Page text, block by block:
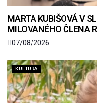
MARTA KUBIŠOVÁ V
MILOVANÉHO ČLENA
07/08/2026
KULTURA